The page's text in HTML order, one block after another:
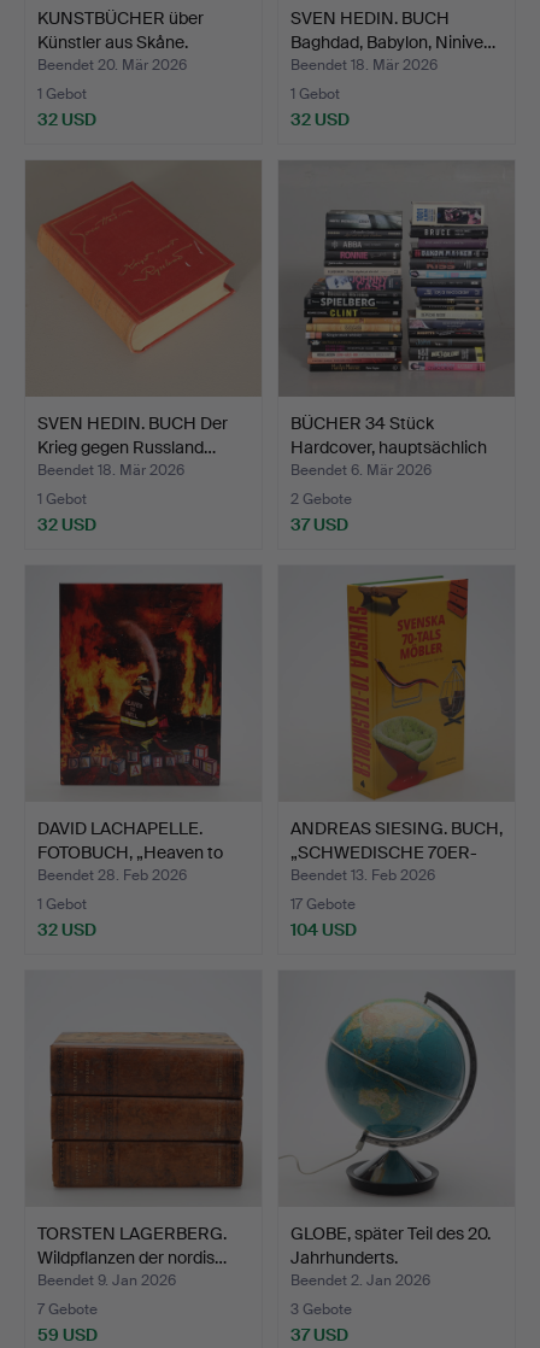
KUNSTBÜCHER über
Künstler aus Skåne.
Beendet 20. Mär 2026
1 Gebot
32 USD
SVEN HEDIN. BUCH
Baghdad, Babylon, Ninive…
Beendet 18. Mär 2026
1 Gebot
32 USD
SVEN HEDIN. BUCH Der
Krieg gegen Russland…
Beendet 18. Mär 2026
1 Gebot
32 USD
BÜCHER 34 Stück
Hardcover, hauptsächlich
ü…
Beendet 6. Mär 2026
2 Gebote
37 USD
DAVID LACHAPELLE.
FOTOBUCH, „Heaven to
Hel…
Beendet 28. Feb 2026
1 Gebot
32 USD
ANDREAS SIESING. BUCH,
„SCHWEDISCHE 70ER-
M…
Beendet 13. Feb 2026
17 Gebote
104 USD
TORSTEN LAGERBERG.
Wildpflanzen der nordis…
Beendet 9. Jan 2026
7 Gebote
59 USD
GLOBE, später Teil des 20.
Jahrhunderts.
Beendet 2. Jan 2026
3 Gebote
37 USD